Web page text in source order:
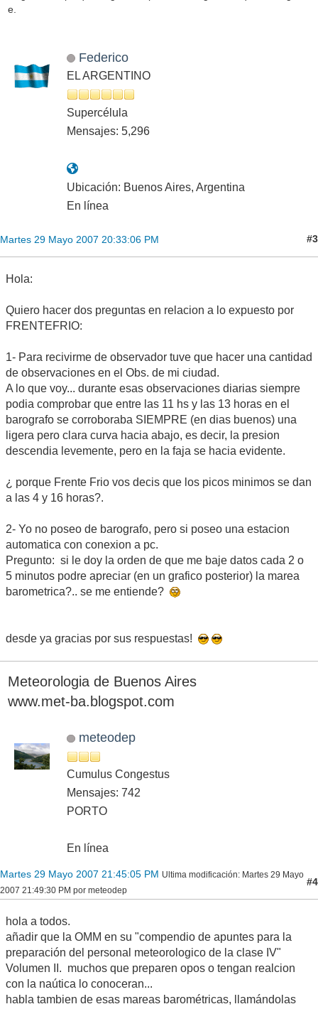
e.
Federico
EL ARGENTINO
Supercélula
Mensajes: 5,296
Ubicación: Buenos Aires, Argentina
En línea
Martes 29 Mayo 2007 20:33:06 PM #3
Hola:
Quiero hacer dos preguntas en relacion a lo expuesto por
FRENTEFRIO:
1- Para recivirme de observador tuve que hacer una cantidad
de observaciones en el Obs. de mi ciudad.
A lo que voy... durante esas observaciones diarias siempre
podia comprobar que entre las 11 hs y las 13 horas en el
barografo se corroboraba SIEMPRE (en dias buenos) una
ligera pero clara curva hacia abajo, es decir, la presion
descendia levemente, pero en la faja se hacia evidente.
¿ porque Frente Frio vos decis que los picos minimos se dan
a las 4 y 16 horas?.
2- Yo no poseo de barografo, pero si poseo una estacion
automatica con conexion a pc.
Pregunto: si le doy la orden de que me baje datos cada 2 o
5 minutos podre apreciar (en un grafico posterior) la marea
barometrica?.. se me entiende?
desde ya gracias por sus respuestas!
Meteorologia de Buenos Aires
www.met-ba.blogspot.com
meteodep
Cumulus Congestus
Mensajes: 742
PORTO
En línea
Martes 29 Mayo 2007 21:45:05 PM Ultima modificación: Martes 29 Mayo
2007 21:49:30 PM por meteodep
#4
hola a todos.
añadir que la OMM en su "compendio de apuntes para la
preparación del personal meteorologico de la clase IV"
Volumen II. muchos que preparen opos o tengan realcion
con la naútica lo conoceran...
habla tambien de esas mareas barométricas, llamándolas